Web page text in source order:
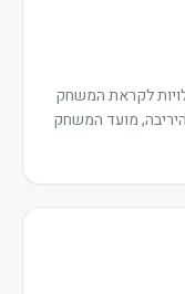
לקראת המשחק
מועד המשחק